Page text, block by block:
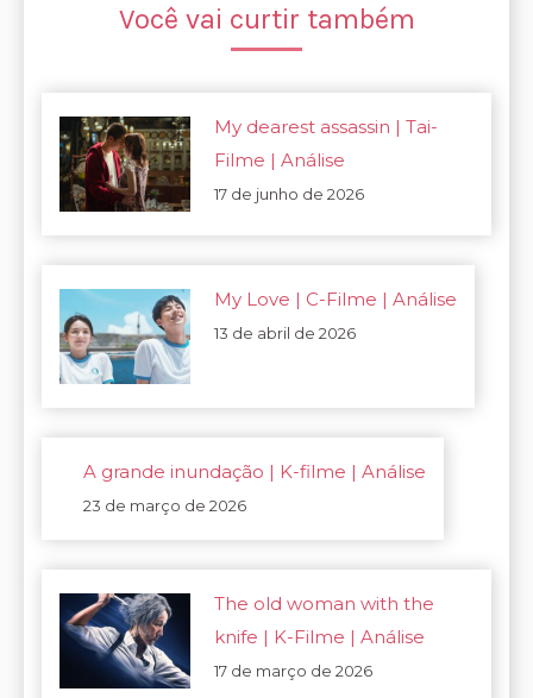
Você vai curtir também
My dearest assassin | Tai-
Filme | Análise
17 de junho de 2026
My Love | C-Filme | Análise
13 de abril de 2026
A grande inundação | K-filme | Análise
23 de março de 2026
The old woman with the
knife | K-Filme | Análise
17 de março de 2026